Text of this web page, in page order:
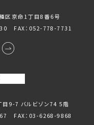
区京命1丁⽬8番6号
FAX：052-778-7731
9-7 バルビゾン74 5階
FAX：03-6268-9868